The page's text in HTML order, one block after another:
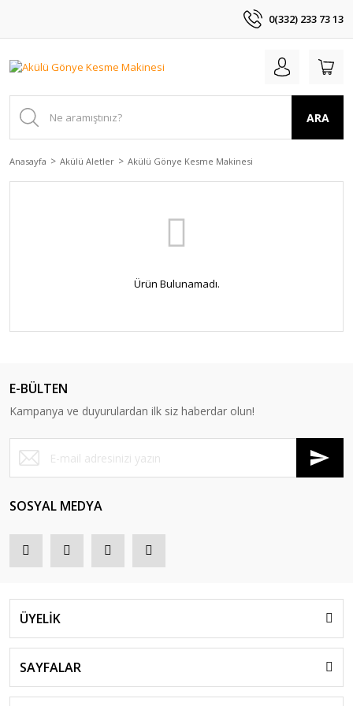
0(332) 233 73 13
ARA
Anasayfa Akülü Aletler Akülü Gönye Kesme Makinesi
Ürün Bulunamadı.
E-BÜLTEN
Kampanya ve duyurulardan ilk siz haberdar olun!
SOSYAL MEDYA
ÜYELİK
SAYFALAR